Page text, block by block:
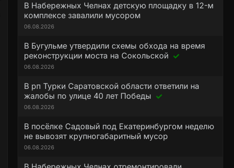
В Набережных Челнах детскую площадку в 12-м
комплексе завалили мусором
06.08.2026
В Бугульме утвердили схемы обхода на время
реконструкции моста на Сокольской
06.08.2026
В рп Турки Саратовской области ответили на
жалобы по улице 40 лет Победы
06.08.2026
В посёлке Садовый под Екатеринбургом неделю
не вывозят крупногабаритный мусор
06.08.2026